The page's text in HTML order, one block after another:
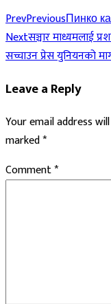
PrevPreviousПинко
Nextसञ्चार माध्यमलाई
सच्चाउन प्रेस युनियनको
Leave a Reply
Your email address
marked*
Comment*